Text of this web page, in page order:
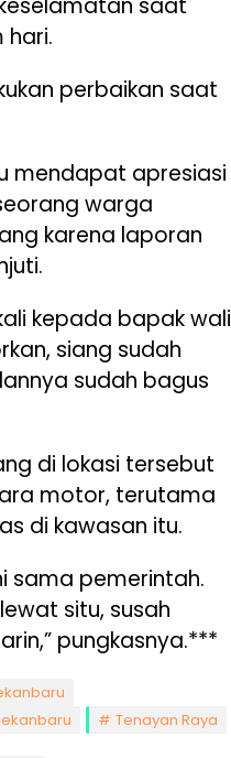
saat
perbaikan saat
mendapat apresiasi
warga
karena laporan
kepada bapak wali
siang sudah
sudah bagus
di lokasi tersebut
motor, terutama
di kawasan itu.
sama pemerintah.
situ, susah
pungkasnya.***
Tenayan Raya